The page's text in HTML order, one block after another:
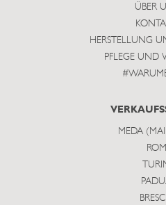
ÜBER
HERSTELLUNG
PFLEGE UND
MEDA
ROM